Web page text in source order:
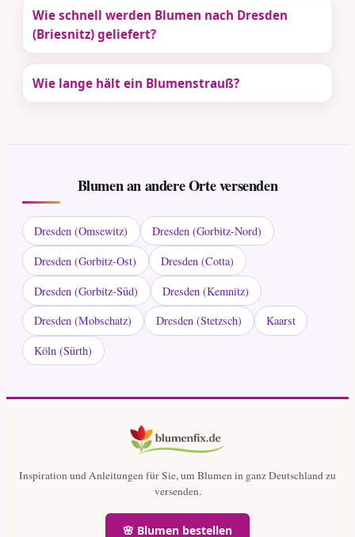
Wie schnell werden Blumen nach Dresden
(Briesnitz) geliefert?
Wie lange hält ein Blumenstrauß?
Blumen an andere Orte versenden
Dresden (Omsewitz)
Dresden (Gorbitz-Nord)
Dresden (Gorbitz-Ost)
Dresden (Cotta)
Dresden (Gorbitz-Süd)
Dresden (Kemnitz)
Dresden (Mobschatz)
Dresden (Stetzsch)
Kaarst
Köln (Sürth)
Inspiration und Anleitungen für Sie, um Blumen in ganz Deutschland zu
versenden.
🌸 Blumen bestellen